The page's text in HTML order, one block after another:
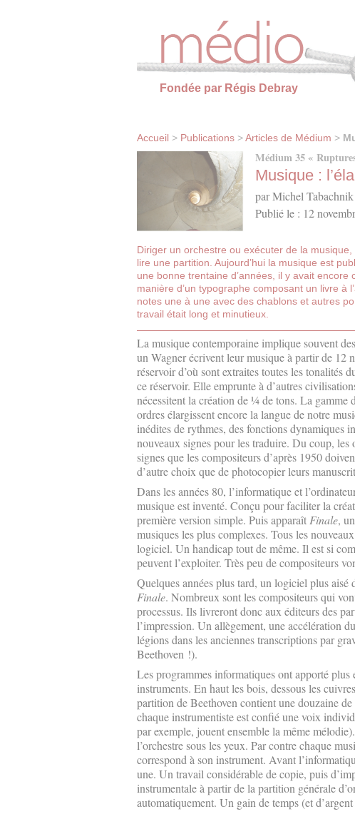
Fondée par Régis Debray
Accueil > Publications >Articles de Médium >
Médium 35 «
Musique :
par Michel Tabachnik
Publié le : 12
Diriger un orchestre ou exécuter de la
lire une partition. Aujourd’hui la musique est
une bonne trentaine d’années, il y avait
manière d’un typographe composant un livre à
notes une à une avec des chablons et autres
travail était long et minutieux.
La musique contemporaine implique souvent
un Wagner écrivent leur musique à partir de 12
réservoir d’où sont extraites toutes les
ce réservoir. Elle emprunte à d’autres
nécessitent la création de ¼ de tons. La gamme
ordres élargissent encore la langue de notre
inédites de rythmes, des fonctions dynamiques
nouveaux signes pour les traduire. Du coup,
signes que les compositeurs d’après 1950
d’autre choix que de photocopier leurs
Dans les années 80, l’informatique et
musique est inventé. Conçu pour faciliter la
première version simple. Puis apparaîtFinale,
musiques les plus complexes. Tous les
logiciel. Un handicap tout de même. Il est si
peuvent l’exploiter. Très peu de compositeurs
Quelques années plus tard, un logiciel plus aisé
Finale. Nombreux sont les compositeurs qui
processus. Ils livreront donc aux éditeurs des
l’impression. Un allègement, une accélération
légions dans les anciennes transcriptions par
Beethoven !).
Les programmes informatiques ont apporté plus
instruments. En haut les bois, dessous les
partition de Beethoven contient une douzaine
chaque instrumentiste est confié une voix
par exemple, jouent ensemble la même
l’orchestre sous les yeux. Par contre chaque
correspond à son instrument. Avant
une. Un travail considérable de copie, puis
instrumentale à partir de la partition générale
automatiquement. Un gain de temps (et